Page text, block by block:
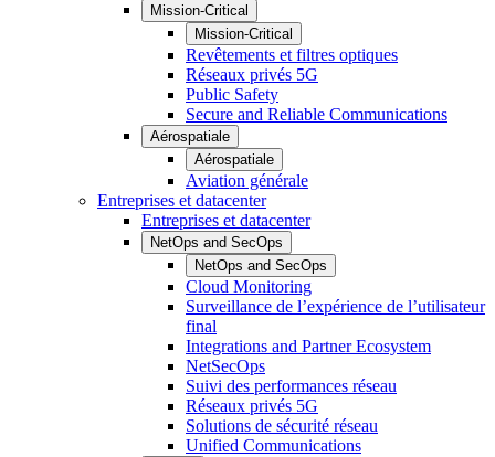
Mission-Critical
Mission-Critical
Revêtements et filtres optiques
Réseaux privés 5G
Public Safety
Secure and Reliable Communications
Aérospatiale
Aérospatiale
Aviation générale
Entreprises et datacenter
Entreprises et datacenter
NetOps and SecOps
NetOps and SecOps
Cloud Monitoring
Surveillance de l’expérience de l’utilisateur
final
Integrations and Partner Ecosystem
NetSecOps
Suivi des performances réseau
Réseaux privés 5G
Solutions de sécurité réseau
Unified Communications